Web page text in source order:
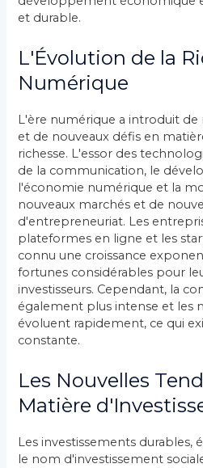
et durable.
L'Évolution de la
Numérique
L'ère numérique a introduit
et de nouveaux défis en
richesse. L'essor des
de la communication, le
l'économie numérique et la
nouveaux marchés et de
d'entrepreneuriat. Les
plateformes en ligne et les
connu une croissance
fortunes considérables pour
investisseurs. Cependant, la
également plus intense et les
évoluent rapidement, ce qui
constante.
Les Nouvelles
Matière
Les investissements durables,
le nom d'investissement